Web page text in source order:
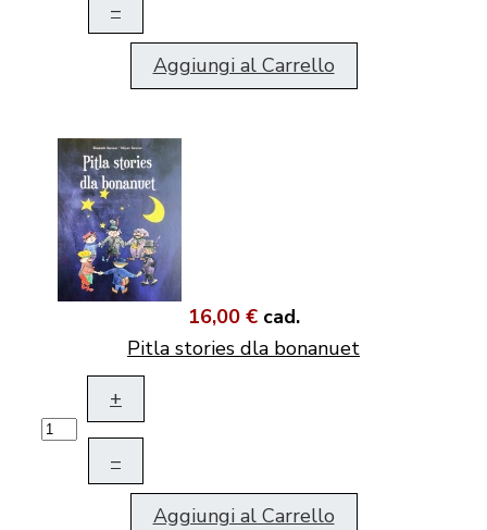
–
Aggiungi al Carrello
16,00 € cad.
Pitla stories dla bonanuet
+
–
Aggiungi al Carrello